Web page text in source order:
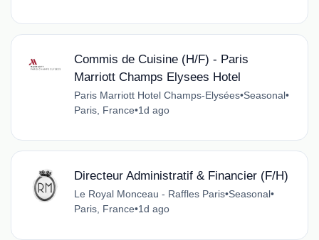
Commis de Cuisine (H/F) - Paris
Marriott Champs Elysees Hotel
Paris Marriott Hotel Champs-Elysées•Seasonal•
Paris, France•1d ago
Directeur Administratif & Financier (F/H)
Le Royal Monceau - Raffles Paris•Seasonal•
Paris, France•1d ago